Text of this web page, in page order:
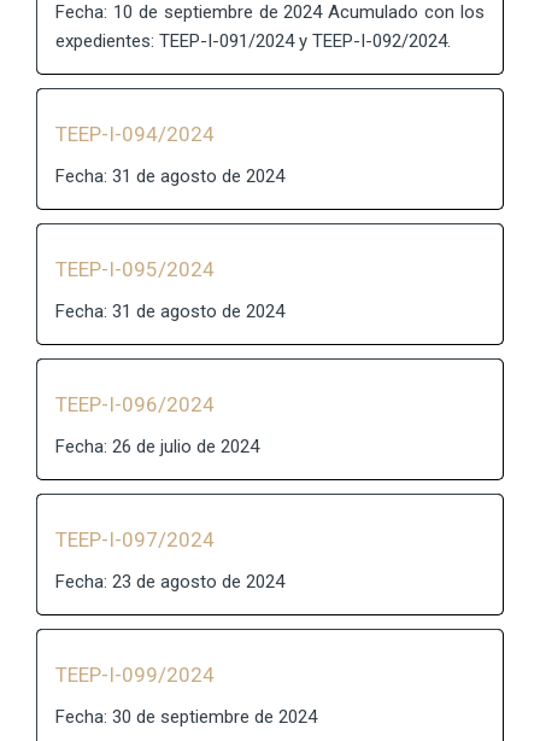
Fecha: 10 de septiembre de 2024 Acumulado con los
expedientes: TEEP-I-091/2024 y TEEP-I-092/2024.
TEEP-I-094/2024
Fecha: 31 de agosto de 2024
TEEP-I-095/2024
Fecha: 31 de agosto de 2024
TEEP-I-096/2024
Fecha: 26 de julio de 2024
TEEP-I-097/2024
Fecha: 23 de agosto de 2024
TEEP-I-099/2024
Fecha: 30 de septiembre de 2024